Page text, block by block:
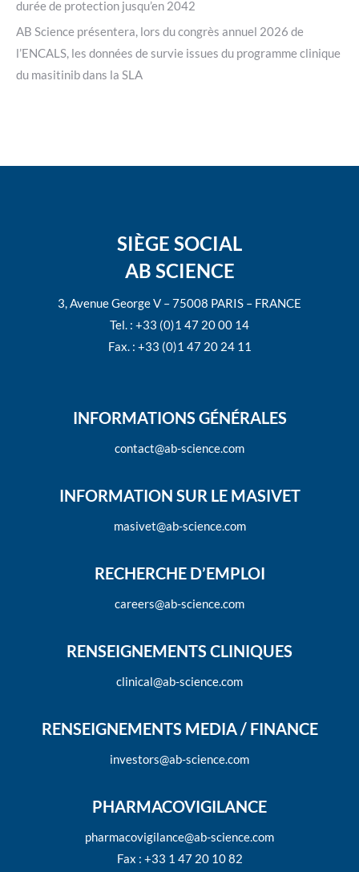
durée de protection jusqu’en 2042
AB Science présentera, lors du congrès annuel 2026 de
l’ENCALS, les données de survie issues du programme clinique
du masitinib dans la SLA
SIÈGE SOCIAL
AB SCIENCE
3, Avenue George V – 75008 PARIS – FRANCE
Tel. : +33 (0)1 47 20 00 14
Fax. : +33 (0)1 47 20 24 11
INFORMATIONS GÉNÉRALES
contact@ab-science.com
INFORMATION SUR LE MASIVET
masivet@ab-science.com
RECHERCHE D’EMPLOI
careers@ab-science.com
RENSEIGNEMENTS CLINIQUES
clinical@ab-science.com
RENSEIGNEMENTS MEDIA / FINANCE
investors@ab-science.com
PHARMACOVIGILANCE
pharmacovigilance@ab-science.com
Fax : +33 1 47 20 10 82